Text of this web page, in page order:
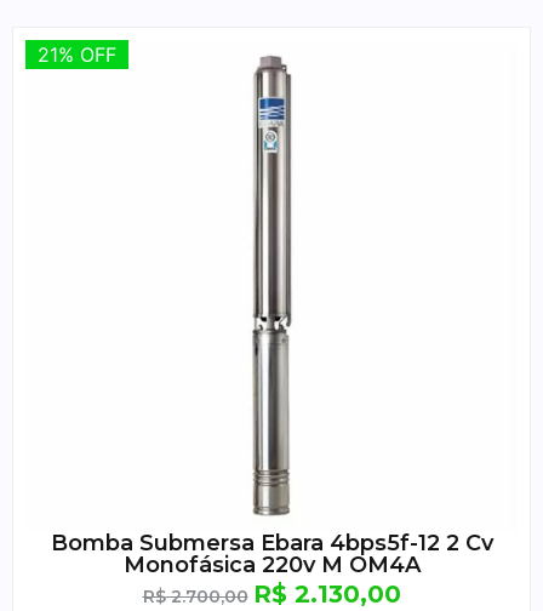
21% OFF
21% OFF
Bomba Submersa Ebara 4bps5f-12 2 Cv
Monofásica 220v M OM4A
R$2.700,00 R$2.130,00